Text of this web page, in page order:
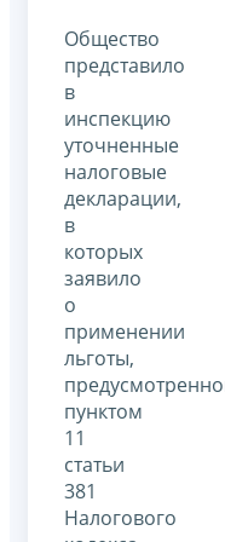
Общество
представило
в
инспекцию
уточненные
налоговые
декларации,
в
которых
заявило
о
применении
льготы,
пунктом
11
статьи
381
Налогового